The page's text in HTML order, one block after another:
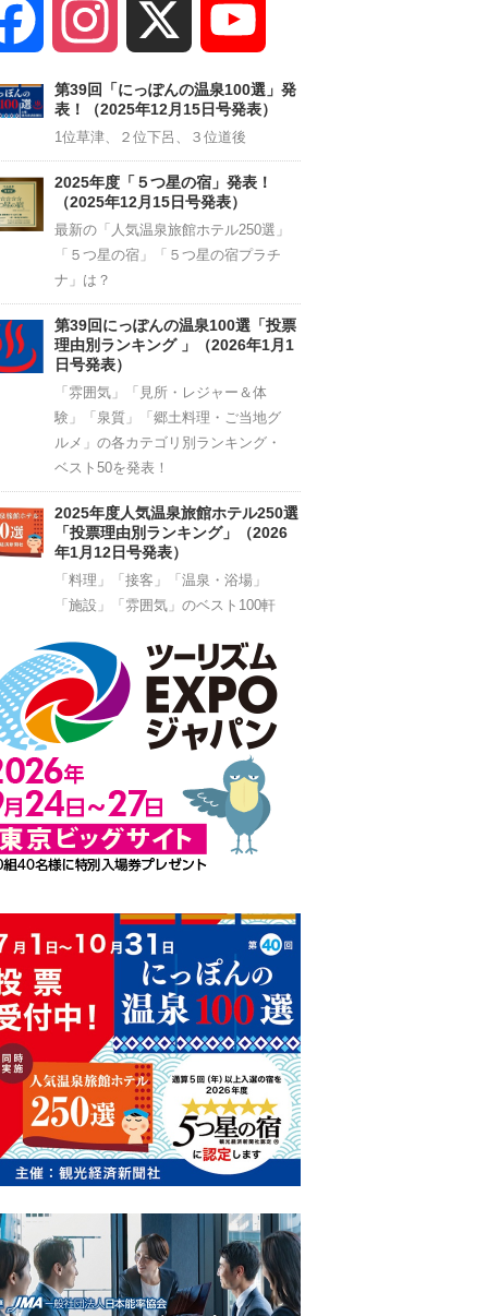
Facebook Instagram
Channel
第39回「にっぽんの温泉100選」発
表！（2025年12月15日号発表）
1位草津、２位下呂、３位道後
2025年度「５つ星の宿」発表！
（2025年12月15日号発表）
最新の「人気温泉旅館ホテル250選」
「５つ星の宿」「５つ星の宿プラチ
ナ」は？
第39回にっぽんの温泉100選「投票
理由別ランキング 」（2026年1月1
日号発表）
「雰囲気」「見所・レジャー＆体
験」「泉質」「郷土料理・ご当地グ
ルメ」の各カテゴリ別ランキング・
ベスト50を発表！
2025年度人気温泉旅館ホテル250選
「投票理由別ランキング」（2026
年1月12日号発表）
「料理」「接客」「温泉・浴場」
「施設」「雰囲気」のベスト100軒